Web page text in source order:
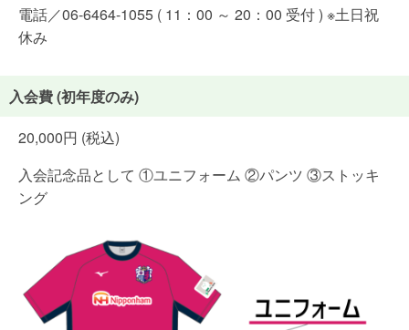
電話／06-6464-1055 ( 11：00 ～ 20：00 受付 ) ※土日祝
休み
入会費 (初年度のみ)
20,000円 (税込)
入会記念品として ①ユニフォーム ②パンツ ③ストッキ
ング